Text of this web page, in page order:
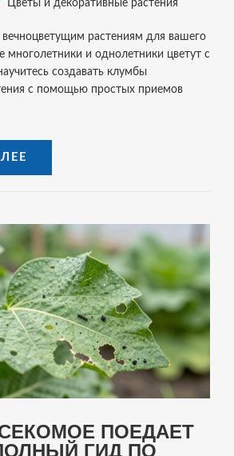
Цветы и декоративные растения
растениям для вашего
многолетники и однолетники цветут с
создавать клумбы
с помощью простых приемов
ПОЕДАЕТ
ГИД ПО